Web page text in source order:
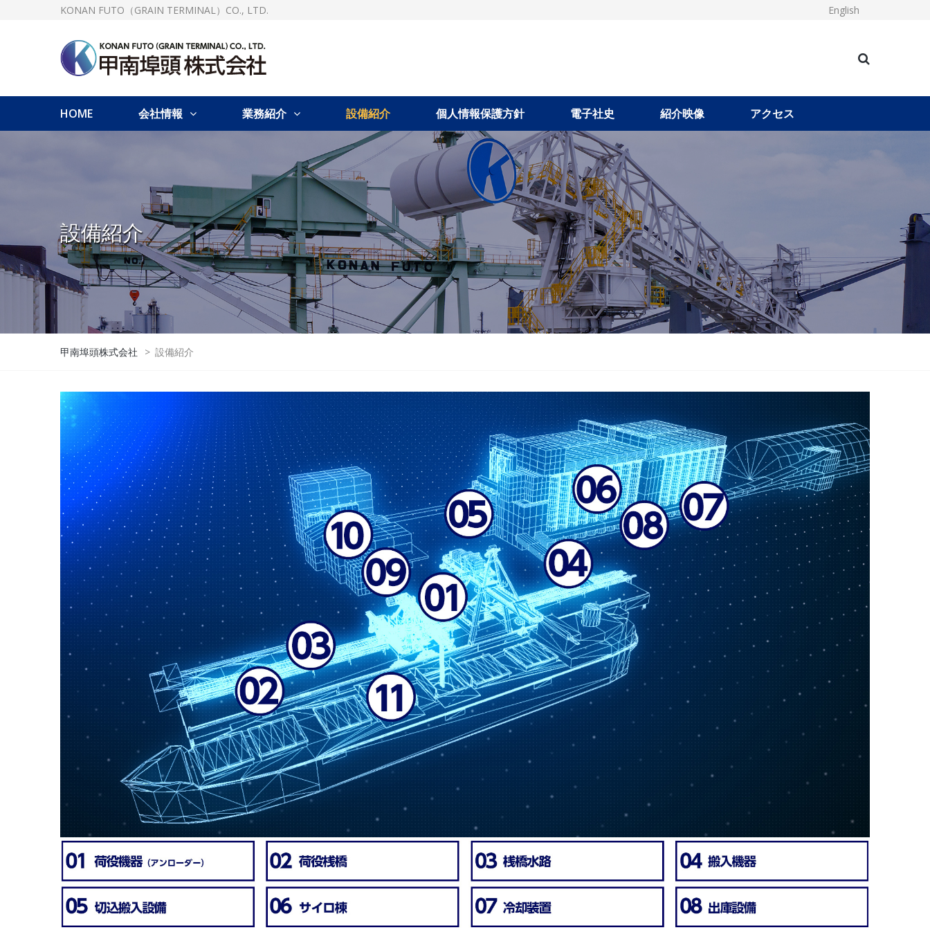
KONAN FUTO（GRAIN TERMINAL）CO., LTD. English
HOME 会社情報 業務紹介 設備紹介 個人情報保護方針 電子社史 紹介映像 アクセス
設備紹介
甲南埠頭株式会社 > 設備紹介